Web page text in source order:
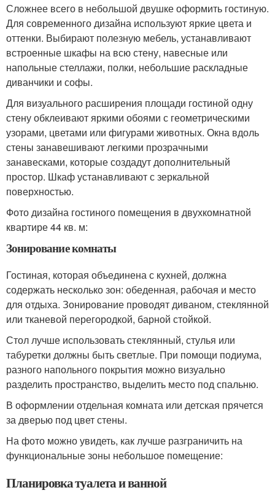
Сложнее всего в небольшой двушке оформить гостиную.
Для современного дизайна используют яркие цвета и
оттенки. Выбирают полезную мебель, устанавливают
встроенные шкафы на всю стену, навесные или
напольные стеллажи, полки, небольшие раскладные
диванчики и софы.
Для визуального расширения площади гостиной одну
стену обклеивают яркими обоями с геометрическими
узорами, цветами или фигурами животных. Окна вдоль
стены занавешивают легкими прозрачными
занавесками, которые создадут дополнительный
простор. Шкаф устанавливают с зеркальной
поверхностью.
Фото дизайна гостиного помещения в двухкомнатной
квартире 44 кв. м:
Зонирование комнаты
Гостиная, которая объединена с кухней, должна
содержать несколько зон: обеденная, рабочая и место
для отдыха. Зонирование проводят диваном, стеклянной
или тканевой перегородкой, барной стойкой.
Стол лучше использовать стеклянный, стулья или
табуретки должны быть светлые. При помощи подиума,
разного напольного покрытия можно визуально
разделить пространство, выделить место под спальню.
В оформлении отдельная комната или детская прячется
за дверью под цвет стены.
На фото можно увидеть, как лучше разграничить на
функциональные зоны небольшое помещение:
Планировка туалета и ванной